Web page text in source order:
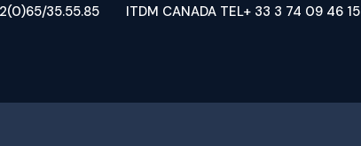
35.55.85 ITDM CANADA TEL+ 33 3 74 09 46 15